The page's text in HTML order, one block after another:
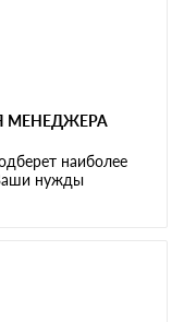
МЕНЕДЖЕРА
наиболее
нужды